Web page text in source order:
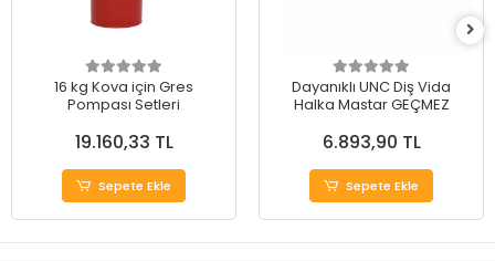
16 kg Kova için Gres
Pompası Setleri
19.160,33 TL
Sepete Ekle
Dayanıklı UNC Diş Vida
Halka Mastar GEÇMEZ
6.893,90 TL
Sepete Ekle